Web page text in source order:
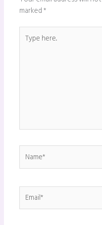
marked*
here..